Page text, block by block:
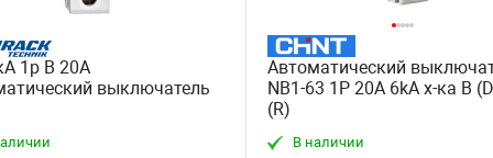
1p B 20A
выключатель
Автоматический
NB1-63 1P 20A 6kA х-ка B
(R)
В наличии